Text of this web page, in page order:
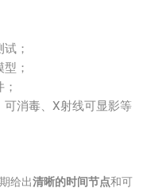
；
；
可消毒、X射线可显影等
给出清晰的时间节点和可